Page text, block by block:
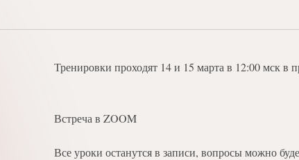
Тренировки проходят 14 и 15 марта в 12:00 мск в
Встреча в ZOOM
Все уроки останутся в записи, вопросы можно